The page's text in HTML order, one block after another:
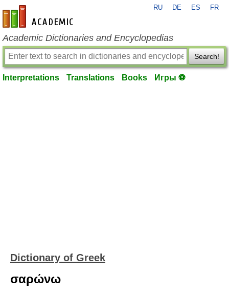
en-academic.com
RU DE ES FR
Academic Dictionaries and Encyclopedias
Search!
Interpretations Translations Books Игры ⚽
Dictionary of Greek
σαρώνω